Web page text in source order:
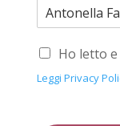
Ho letto e
Leggi Privacy